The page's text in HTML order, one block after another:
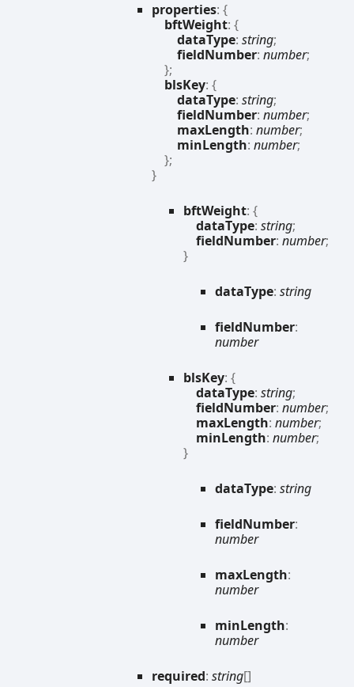
properties: {
bftWeight: {
dataType: string;
fieldNumber: number;
};
blsKey: {
dataType: string;
fieldNumber: number;
maxLength: number;
minLength: number;
};
}
bftWeight: {
dataType: string;
fieldNumber: number;
}
dataType: string
fieldNumber:
number
blsKey: {
dataType: string;
fieldNumber: number;
maxLength: number;
minLength: number;
}
dataType: string
fieldNumber:
number
maxLength:
number
minLength:
number
required: string[]